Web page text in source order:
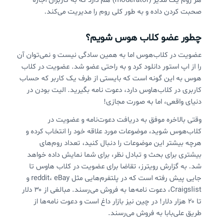
صحبت کردن داده و به طور کلی روم را مدیریت می‌کند.
چطور عضو کلاب هوس شویم؟
عضویت در کلاب‌هوس اما به همین سادگی نیست و نمی‌‌توان آن
را از اپ استور دانلود کرد و به راحتی عضو شد. عضویت در کلاب
هوس به این گونه است که بایستی از طرف یک کاربر که حساب
کاربری در کلاب‌هاوس دارد، دعوت نامه بگیرید. الیت بودن در
دنیای واقعی، اما به صورت مجازی!
وقتی بالاخره موفق به دریافت دعوت‌نامه و عضویت در
کلاب‌هوس شوید،‌ موضوعات مورد علاقه خود را انتخاب کرده و
هرچه بیشتر این موضوعات را دنبال کنید، تعداد روم‌های
بیشتری برای بحث و تبادل نظر، برای شما نمایش داده خواهد
شد. به گزارش رویترز، تقاضا برای عضویت در کلاب هاوس تا
جایی پیش رفته است که در پلتفرم‌هایی مثل reddit، eBay و
Craigslist، دعوت نامه‌ها به فروش می‌رسند. مبالغی از ۳۰ دلار
تا ۲۰ هزار دلار! در چین نیز بازار داغ است و دعوت نامه‌ها از
طریق علی‌بابا به فروش می‌رسند.